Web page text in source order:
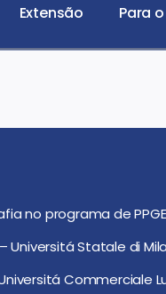
Extensão
Para
no programa de
Universitá Statale di
Commerciale